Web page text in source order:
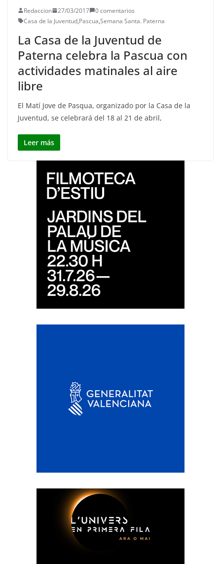
Redaccion 27/03/2017
0 comentarios
Casa de la Juventud,Pascua,Semana Santa. Paterna
La Casa de la Juventud de
Paterna celebra la Pascua con
actividades matinales al aire
libre
El Matí Jove de Pasqua, organizado por la Casa de la
Juventud, se celebrará del 18 al 21 de abril,
Leer más